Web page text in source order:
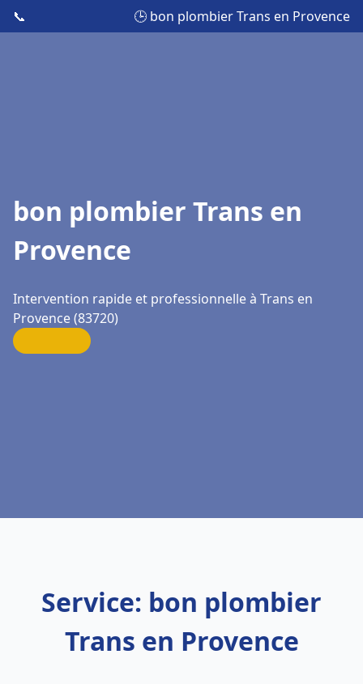
📞 🕒 bon plombier Trans en Provence
bon plombier Trans en
Provence
Intervention rapide et professionnelle à Trans en
Provence (83720)
Service: bon plombier
Trans en Provence